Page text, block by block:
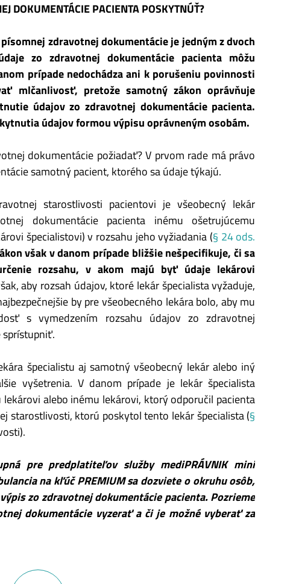
DOKUMENTÁCIE PACIENTA POSKYTNÚŤ?
zdravotnej dokumentácie je jedným z dvoch
zo zdravotnej dokumentácie pacienta môžu
prípade nedochádza ani k porušeniu povinnosti
mlčanlivosť, pretože samotný zákon oprávňuje
údajov zo zdravotnej dokumentácie pacienta.
údajov formou výpisu oprávneným osobám.
dokumentácie požiadať? V prvom rade má právo
samotný pacient, ktorého sa údaje týkajú.
starostlivosti pacientovi je všeobecný lekár
dokumentácie pacienta inému ošetrujúcemu
špecialistovi) v rozsahu jeho vyžiadania (§ 24 ods.
však v danom prípade bližšie nešpecifikuje, či sa
rozsahu, v akom majú byť údaje lekárovi
aby rozsah údajov, ktoré lekár špecialista vyžaduje,
by pre všeobecného lekára bolo, aby mu
s vymedzením rozsahu údajov zo zdravotnej
sprístupniť.
špecialistu aj samotný všeobecný lekár alebo iný
vyšetrenia. V danom prípade je lekár špecialista
alebo inému lekárovi, ktorý odporučil pacienta
starostlivosti, ktorú poskytol tento lekár špecialista (§
pre predplatiteľov služby mediPRÁVNIK mini
na kľúč PREMIUM sa dozviete o okruhu osôb,
zo zdravotnej dokumentácie pacienta. Pozrieme
dokumentácie vyzerať a či je možné vyberať za